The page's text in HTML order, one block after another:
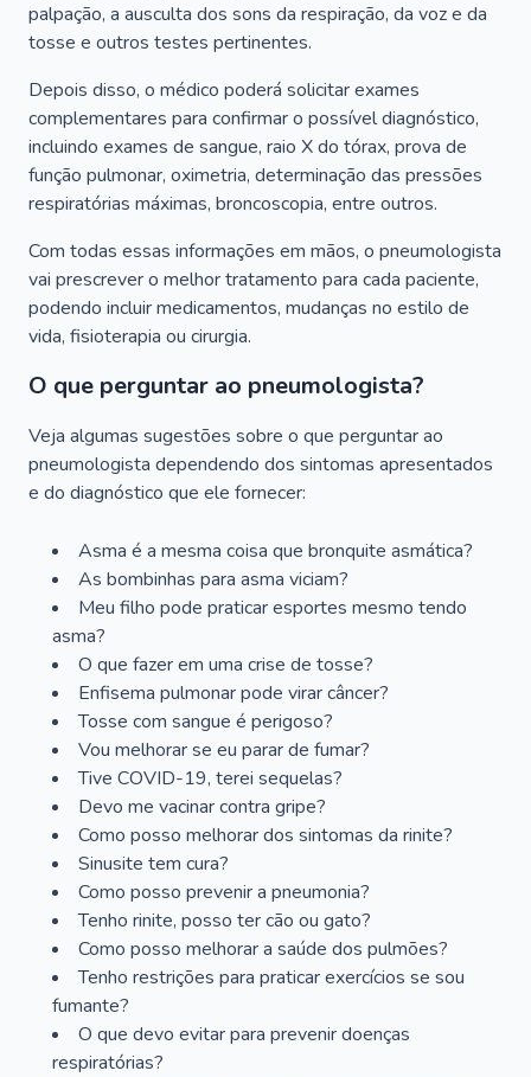
palpação, a ausculta dos sons da respiração, da voz e da
tosse e outros testes pertinentes.
Depois disso, o médico poderá solicitar exames
complementares para confirmar o possível diagnóstico,
incluindo exames de sangue, raio X do tórax, prova de
função pulmonar, oximetria, determinação das pressões
respiratórias máximas, broncoscopia, entre outros.
Com todas essas informações em mãos, o pneumologista
vai prescrever o melhor tratamento para cada paciente,
podendo incluir medicamentos, mudanças no estilo de
vida, fisioterapia ou cirurgia.
O que perguntar ao pneumologista?
Veja algumas sugestões sobre o que perguntar ao
pneumologista dependendo dos sintomas apresentados
e do diagnóstico que ele fornecer:
Asma é a mesma coisa que bronquite asmática?
As bombinhas para asma viciam?
Meu filho pode praticar esportes mesmo tendo
asma?
O que fazer em uma crise de tosse?
Enfisema pulmonar pode virar câncer?
Tosse com sangue é perigoso?
Vou melhorar se eu parar de fumar?
Tive COVID-19, terei sequelas?
Devo me vacinar contra gripe?
Como posso melhorar dos sintomas da rinite?
Sinusite tem cura?
Como posso prevenir a pneumonia?
Tenho rinite, posso ter cão ou gato?
Como posso melhorar a saúde dos pulmões?
Tenho restrições para praticar exercícios se sou
fumante?
O que devo evitar para prevenir doenças
respiratórias?